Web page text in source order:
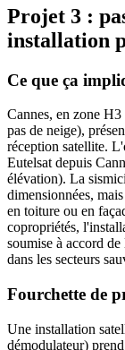
Projet 3 :
installation
Ce que ça
Cannes, en zone
pas de neige),
réception satellite.
Eutelsat depuis
élévation). La
dimensionnées,
en toiture ou en
copropriétés,
soumise à accord
dans les secteurs
Fourchette de
Une installation
démodulateur)